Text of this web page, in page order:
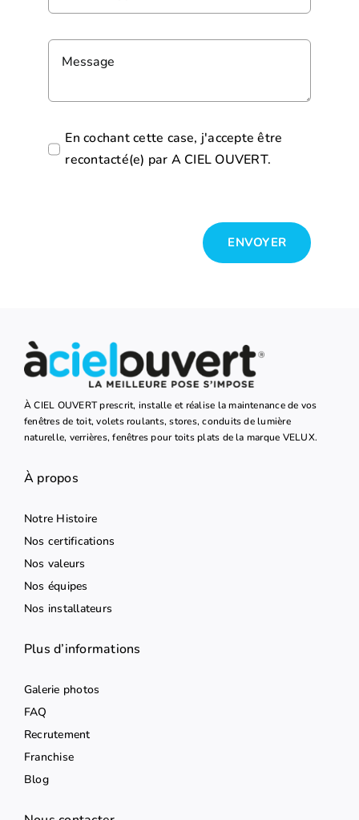
En cochant cette case, j'accepte être
recontacté(e) par A CIEL OUVERT.
ENVOYER
À CIEL OUVERT prescrit, installe et réalise la maintenance de vos
fenêtres de toit, volets roulants, stores, conduits de lumière
naturelle, verrières, fenêtres pour toits plats de la marque VELUX.
À propos
Notre Histoire
Nos certifications
Nos valeurs
Nos équipes
Nos installateurs
Plus d’informations
Galerie photos
FAQ
Recrutement
Franchise
Blog